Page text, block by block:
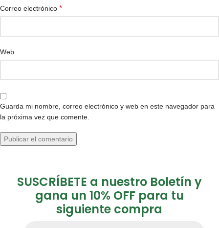
Correo electrónico *
Web
Guarda mi nombre, correo electrónico y web en este navegador para
la próxima vez que comente.
SUSCRÍBETE a nuestro Boletín y
gana un 10% OFF para tu
siguiente compra